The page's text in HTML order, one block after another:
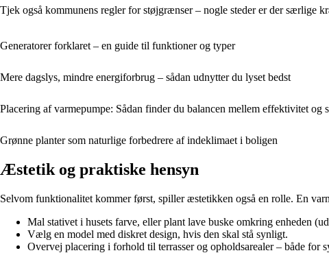
Tjek også kommunens regler for støjgrænser – nogle steder er der særlige
Generatorer forklaret – en guide til funktioner og typer
Mere dagslys, mindre energiforbrug – sådan udnytter du lyset bedst
Placering af varmepumpe: Sådan finder du balancen mellem effektivitet og
Grønne planter som naturlige forbedrere af indeklimaet i boligen
Æstetik og praktiske hensyn
Selvom funktionalitet kommer først, spiller æstetikken også en rolle. En
Mal stativet i husets farve, eller plant lave buske omkring enheden
Vælg en model med diskret design, hvis den skal stå synligt.
Overvej placering i forhold til terrasser og opholdsarealer – både for